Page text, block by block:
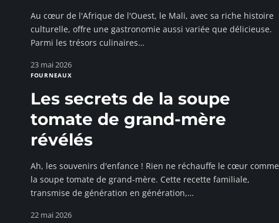
Au cœur de l'Afrique de l'Ouest, le Mali, avec sa riche histoire
culturelle, offre une gastronomie aussi variée que délicieuse.
Parmi les trésors culinaires…
23 mai 2026
FOURNEAUX
Les secrets de la soupe
tomate de grand-mère
révélés
Ah, les souvenirs d'enfance ! Rien ne réchauffe le cœur comme
la soupe tomate de grand-mère. Cette recette familiale,
transmise de génération en génération,…
22 mai 2026